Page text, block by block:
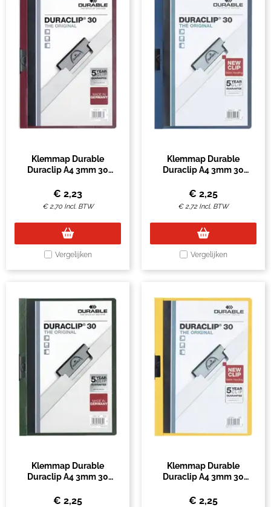
Klemmap Durable
Duraclip A4 3mm 30
€ 2,23
€2,70 Incl. BTW
Vergelijken
Klemmap Durable
Duraclip A4 3mm 30
€ 2,25
€2,72 Incl. BTW
Vergelijken
Klemmap Durable
Duraclip A4 3mm 30
€ 2,25
Klemmap Durable
Duraclip A4 3mm 30
€ 2,25